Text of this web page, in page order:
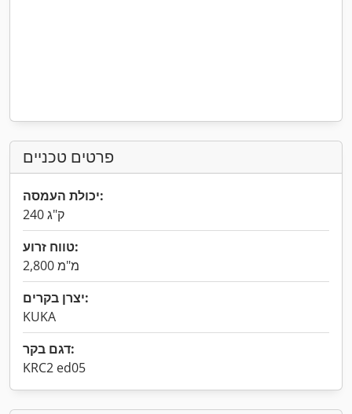
פרטים טכניים
יכולת העמסה:
240 ק"ג
טווח זרוע:
2,800 מ"מ
יצרן בקרים:
KUKA
דגם בקר:
KRC2 ed05